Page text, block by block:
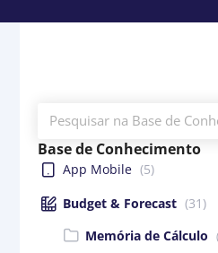
Base de Conhecimento
App Mobile (5)
Budget & Forecast (31)
Memória de Cálculo